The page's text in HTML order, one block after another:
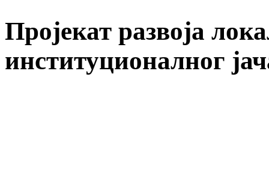
Пројекат развоја
институционалног